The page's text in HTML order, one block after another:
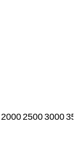
200025003000